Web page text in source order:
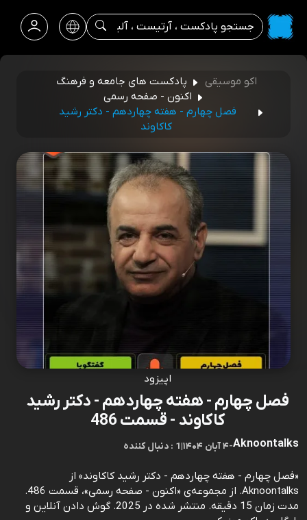
اکو موسیقی
پادکست های جامعه و فرهنگ
اکنون - صفحه رسمی
فصل چهارم - هفته چهاردهم - دکتر رشید
کاکاوند
اپیزود
فصل چهارم - هفته چهاردهم - دکتر رشید
کاکاوند - قسمت 486
Aknoontalks
-۴ آبان ۱۴۰۴ |1 : دنبال کننده
«فصل چهارم - هفته چهاردهم - دکتر رشید کاکاوند» از
Aknoontalks. از مجموعه‌ی «اکنون - صفحه رسمی»، قسمت 486.
مدت زمان 15 دقیقه. منتشر شده در 2025. گوش دادن آنلاین و